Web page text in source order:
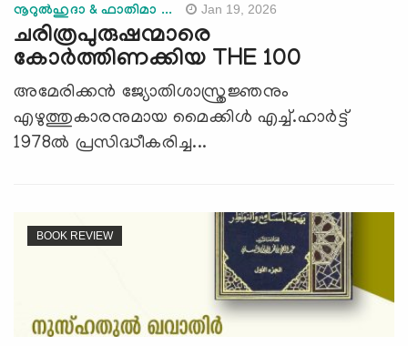
നൂറുല്‍ഹുദാ & ഫാതിമാ ... Jan 19, 2026
ചരിത്രപുരുഷന്മാരെ
കോര്‍ത്തിണക്കിയ THE 100
അമേരിക്കൻ ജ്യോതിശാസ്ത്രജ്ഞനും
എഴുത്തുകാരനുമായ മൈക്കിൾ എച്ച്.ഹാർട്ട്
1978ൽ പ്രസിദ്ധീകരിച്ച...
BOOK REVIEW